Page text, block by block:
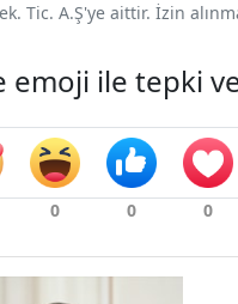
Tic. A.Ş'ye aittir. İzin
emoji ile tepki